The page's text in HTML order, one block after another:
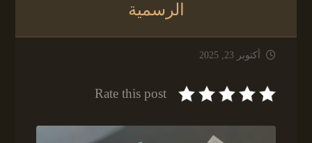
الرسمية
أكتوبر 23, 2025
Rate this post